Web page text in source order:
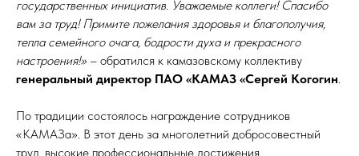
государственных инициатив. Уважаемые коллеги! Спасибо
вам за труд! Примите пожелания здоровья и благополучия,
тепла семейного очага, бодрости духа и прекрасного
настроения!» – обратился к камазовскому коллективу
генеральный директор ПАО «КАМАЗ «Сергей Когогин.
По традиции состоялось награждение сотрудников
«КАМАЗа». В этот день за многолетний добросовестный
труд, высокие профессиональные достижения